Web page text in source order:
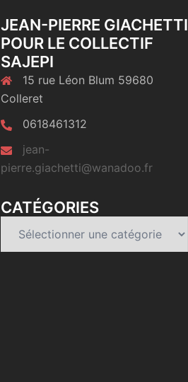
JEAN-PIERRE GIACHETTI
POUR LE COLLECTIF
SAJEPI
15 rue Léon Blum 59680
Colleret
0618461312
jean-
pierre.giachetti@wanadoo.fr
CATÉGORIES